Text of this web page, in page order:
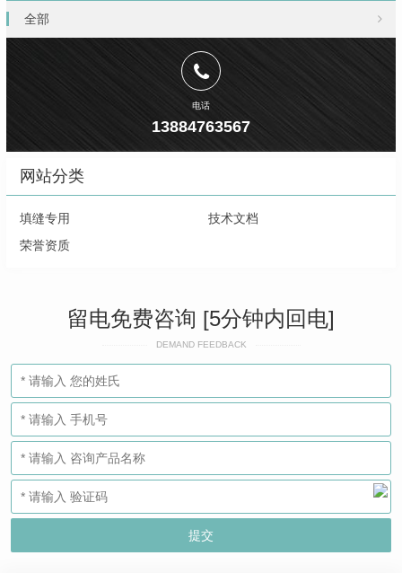
全部
电话
13884763567
网站分类
填缝专用
技术文档
荣誉资质
留电免费咨询 [5分钟内回电]
DEMAND FEEDBACK